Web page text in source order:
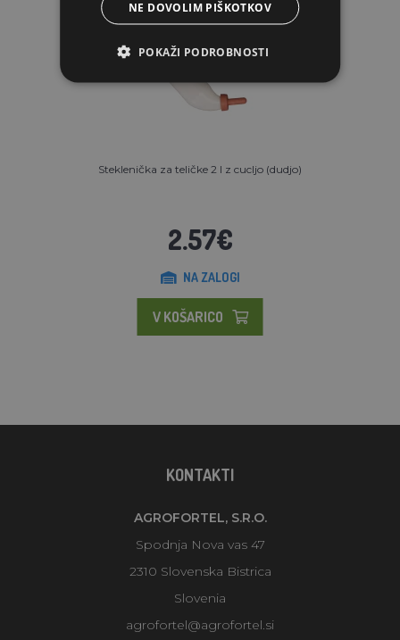
Steklenička za teličke 2 l z cucljo (dudjo)
2.57€
NA ZALOGI
V KOŠARICO
KONTAKTI
AGROFORTEL, S.R.O.
Spodnja Nova vas 47
2310 Slovenska Bistrica
Slovenia
agrofortel@agrofortel.si
NE DOVOLIM PIŠKOTKOV
POKAŽI PODROBNOSTI